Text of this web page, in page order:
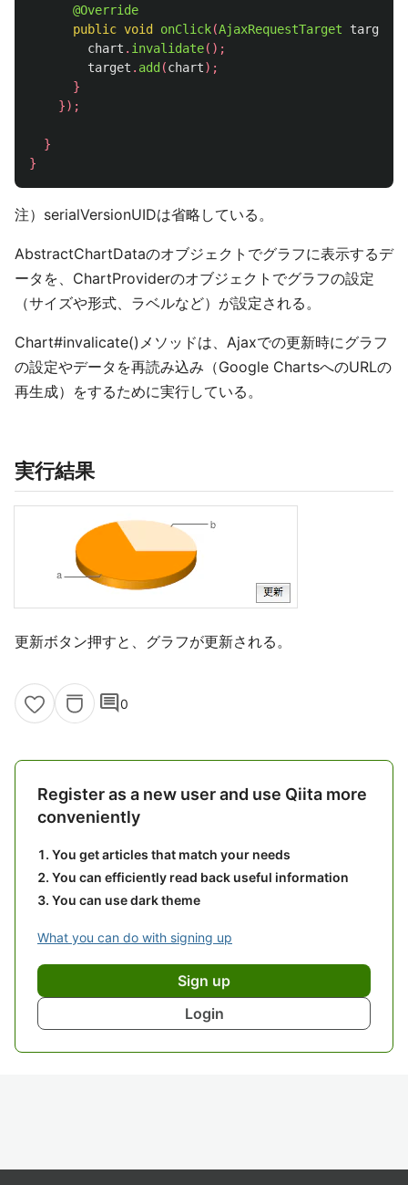
@Override
public void onClick(AjaxRequestTarget target
chart . invalidate();
target . add (chart);
}
});
}
}
注）serialVersionUIDは省略している。
AbstractChartDataのオブジェクトでグラフに表示するデ
ータを、ChartProviderのオブジェクトでグラフの設定
（サイズや形式、ラベルなど）が設定される。
Chart#invalicate()メソッドは、Ajaxでの更新時にグラフ
の設定やデータを再読み込み（Google ChartsへのURLの
再生成）をするために実行している。
実行結果
更新ボタン押すと、グラフが更新される。
comment0
Register as a new user and use Qiita more
conveniently
You get articles that match your needs
You can efficiently read back useful information
You can use dark theme
What you can do with signing up
Sign up
Login